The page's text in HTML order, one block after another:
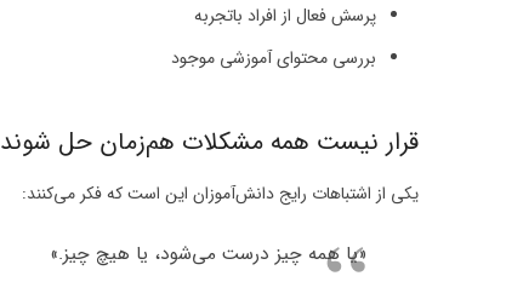
پرسش فعال از افراد باتجربه
بررسی محتوای آموزشی موجود
قرار نیست همه مشکلات هم‌زمان حل شوند
یکی از اشتباهات رایج دانش‌آموزان این است که فکر می‌کنند:
«یا همه چیز درست می‌شود، یا هیچ چیز.»